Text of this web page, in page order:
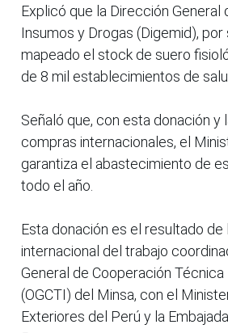
Explicó que la Dirección
Insumos y Drogas (Digemid), por
mapeado el stock de suero
de 8 mil establecimientos de
Señaló que, con esta donación y
compras internacionales, el
garantiza el abastecimiento de
todo el año.
Esta donación es el resultado
internacional del trabajo
General de Cooperación Técnica
(OGCTI) del Minsa, con el
Exteriores del Perú y la